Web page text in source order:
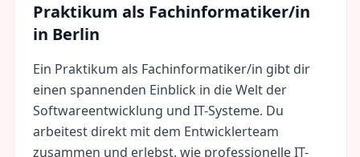
Praktikum als Fachinformatiker/in
in Berlin
Ein Praktikum als Fachinformatiker/in gibt dir
einen spannenden Einblick in die Welt der
Softwareentwicklung und IT-Systeme. Du
arbeitest direkt mit dem Entwicklerteam
zusammen und erlebst, wie professionelle IT-